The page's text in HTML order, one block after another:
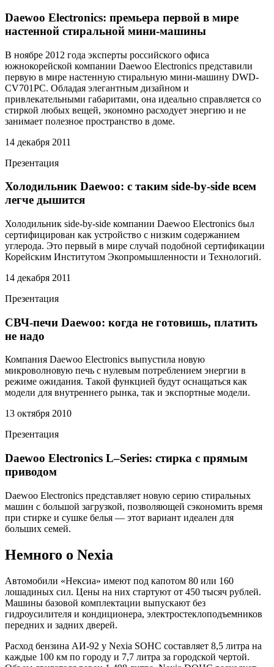
Daewoo Electronics: премьера первой в мире
настенной стиральной мини-машины
В ноябре 2012 года эксперты российского офиса
южнокорейской компании Daewoo Electronics представили
первую в мире настенную стиральную мини-машину DWD-
CV701PC. Обладая элегантным дизайном и
привлекательными габаритами, она идеально справляется со
стиркой любых вещей, экономно расходует энергию и не
занимает полезное пространство в доме.
14 декабря 2011
Презентация
Холодильник Daewoo: с таким side-by-side всем
легче дышится
Холодильник side-by-side компании Daewoo Electronics был
сертифицирован как устройство с низким содержанием
углерода. Это первый в мире случай подобной сертификации
Корейским Институтом Экопромышленности и Технологий.
14 декабря 2011
Презентация
СВЧ-печи Daewoo: когда не готовишь, платить
не надо
Компания Daewoo Electronics выпустила новую
микроволновую печь с нулевым потреблением энергии в
режиме ожидания. Такой функцией будут оснащаться как
модели для внутреннего рынка, так и экспортные модели.
13 октября 2010
Презентация
Daewoo Electronics L–Series: стирка с прямым
приводом
Daewoo Electronics представляет новую серию стиральных
машин с большой загрузкой, позволяющей сэкономить время
при стирке и сушке белья — этот вариант идеален для
больших семей.
Немного о Nexia
Автомобили «Нексиа» имеют под капотом 80 или 160
лошадиных сил. Цены на них стартуют от 450 тысяч рублей.
Машины базовой комплектации выпускают без
гидроусилителя и кондиционера, электростеклоподъемников
передних и задних дверей.
Расход бензина АИ-92 у Nexia SOHC составляет 8,5 литра на
каждые 100 км по городу и 7,7 литра за городской чертой.